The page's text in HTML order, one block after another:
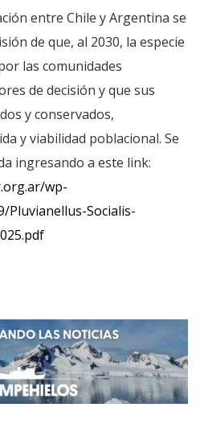
entre Chile y Argentina se
de que, al 2030, la especie
las comunidades
de decisión y que sus
y conservados,
y viabilidad poblacional. Se
ingresando a este link:
wp-
Socialis-